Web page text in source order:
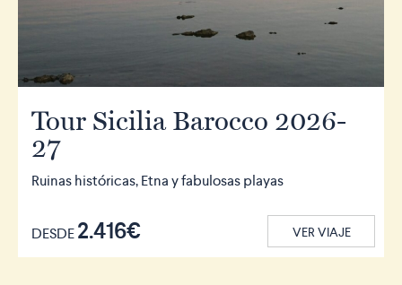
Tour Sicilia Barocco 2026-
27
Ruinas históricas, Etna y fabulosas playas
DESDE2.416€ VER VIAJE